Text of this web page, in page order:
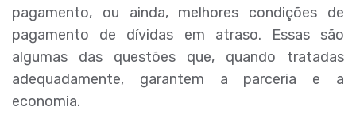
pagamento, ou ainda, melhores condições de
pagamento de dívidas em atraso. Essas são
algumas das questões que, quando tratadas
adequadamente, garantem a parceria e a
economia.